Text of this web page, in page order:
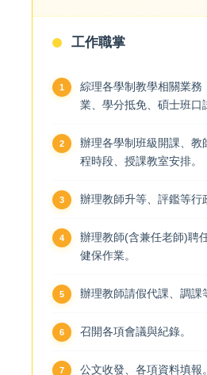
工作職掌
綜理各學制教學相關業務
業、學分抵免、碩士班口
辦理各學制班級開課、教
程時段、授課教室安排。
辦理教師升等、評鑑等行
辦理教師(含兼任老師)聘
健保作業。
辦理教師請假代課、調課
召開各項會議與紀錄。
公文收發、各項資料填報。